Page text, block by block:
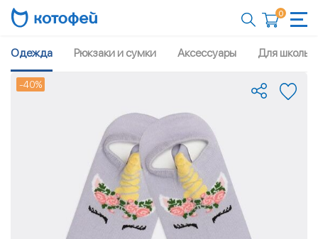
0
Одежда Рюкзаки и сумки Аксессуары Для школы
-40%